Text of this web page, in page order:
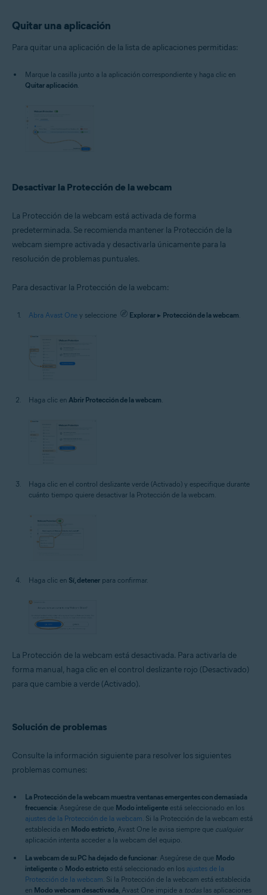
Quitar una aplicación
Para quitar una aplicación de la lista de aplicaciones permitidas:
Marque la casilla junto a la aplicación correspondiente y haga clic en
Quitar aplicación.
Desactivar la Protección de la webcam
La Protección de la webcam está activada de forma
predeterminada. Se recomienda mantener la Protección de la
webcam siempre activada y desactivarla únicamente para la
resolución de problemas puntuales.
Para desactivar la Protección de la webcam:
Abra Avast One y seleccione Explorar ▸ Protección de la webcam
Haga clic en Abrir Protección de la webcam
Haga clic en el control deslizante verde (Activado) y especifique durante
cuánto tiempo quiere desactivar la Protección de la webcam.
Haga clic en Sí, detener para confirmar.
La Protección de la webcam está desactivada. Para activarla de
forma manual, haga clic en el control deslizante rojo (Desactivado)
para que cambie a verde (Activado).
Solución de problemas
Consulte la información siguiente para resolver los siguientes
problemas comunes:
La Protección de la webcam muestra ventanas emergentes con demasiada
frecuencia: Asegúrese de que Modo inteligente está seleccionado en los
ajustes de la Protección de la webcam . Si la Protección de la webcam está
establecida en Modo estricto , Avast One le avisa siempre que cualquier
aplicación intenta acceder a la webcam del equipo.
La webcam de su PC ha dejado de funcionar: Asegúrese de que Modo
inteligente o Modo estricto está seleccionado en los ajustes de la
Protección de la webcam . Si la Protección de la webcam está establecida
en Modo webcam desactivada , Avast One impide a todaslas aplicaciones